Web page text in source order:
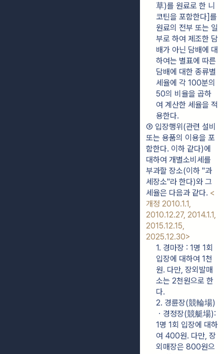
草)를 원료로 한 니
코틴을 포함한다]를
원료의 전부 또는 일
부로 하여 제조한 담
배가 아닌 담배에 대
하여는 별표에 따른
담배에 대한 종류별
세율에 각 100분의
50의 비율을 곱하
여 계산한 세율을 적
용한다.
③ 입장행위(관련 설비
또는 용품의 이용을 포
함한다. 이하 같다)에
대하여 개별소비세를
부과할 장소(이하 "과
세장소"라 한다)와 그
세율은 다음과 같다. <
개정 2010.1.1,
2010.12.27, 2014.1.1,
2015.12.15,
2025.12.30>
1. 경마장 : 1명 1회
입장에 대하여 1천
원. 다만, 장외발매
소는 2천원으로 한
다.
2. 경륜장(競輪場)
ㆍ경정장(競艇場):
1명 1회 입장에 대하
여 400원. 다만, 장
외매장은 800원으